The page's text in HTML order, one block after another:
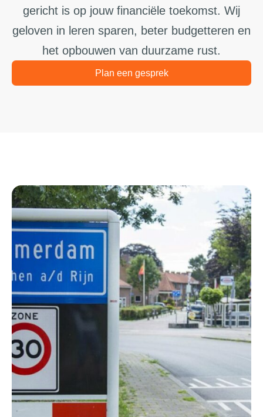
gericht is op jouw financiële toekomst. Wij
geloven in leren sparen, beter budgetteren en
het opbouwen van duurzame rust.
Plan een gesprek